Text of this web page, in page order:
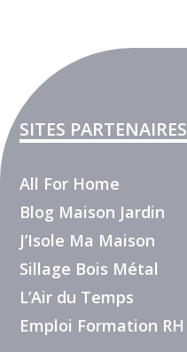
SITES PARTENAIRES
All For Home
Blog Maison Jardin
J’Isole Ma Maison
Sillage Bois Métal
L’Air du Temps
Emploi Formation RH